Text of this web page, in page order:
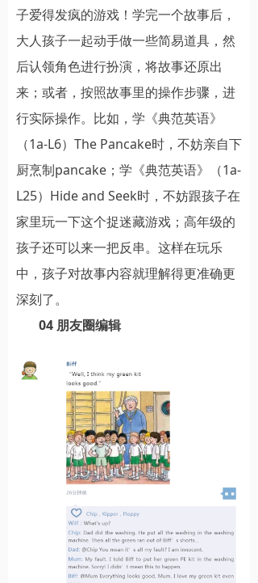
子爱得发疯的游戏！学完一个故事后，
大人孩子一起动手做一些简易道具，然
后认领角色进行扮演，将故事还原出
来；或者，按照故事里的操作步骤，进
行实际操作。比如，学《典范英语》
（1a-L6）The Pancake时，不妨亲自下
厨烹制pancake；学《典范英语》（1a-
L25）Hide and Seek时，不妨跟孩子在
家里玩一下这个捉迷藏游戏；高年级的
孩子还可以来一把反串。这样在玩乐
中，孩子对故事内容就理解得更准确更
深刻了。
04 朋友圈编辑